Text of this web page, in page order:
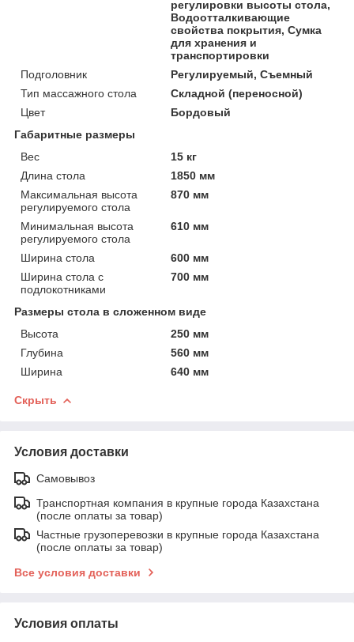
регулировки высоты стола,
Водоотталкивающие
свойства покрытия, Сумка
для хранения и
транспортировки
Подголовник
Регулируемый, Съемный
Тип массажного стола
Складной (переносной)
Цвет
Бордовый
Габаритные размеры
Вес
15 кг
Длина стола
1850 мм
Максимальная высота
регулируемого стола
870 мм
Минимальная высота
регулируемого стола
610 мм
Ширина стола
600 мм
Ширина стола с
подлокотниками
700 мм
Размеры стола в сложенном виде
Высота
250 мм
Глубина
560 мм
Ширина
640 мм
Скрыть
Условия доставки
Самовывоз
Транспортная компания в крупные города Казахстана
(после оплаты за товар)
Частные грузоперевозки в крупные города Казахстана
(после оплаты за товар)
Все условия доставки
Условия оплаты